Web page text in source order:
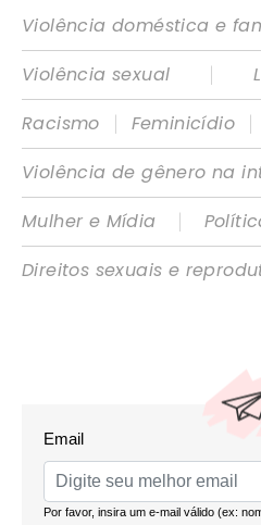
Violência doméstica e
Violência sexual
|
Racismo
| Feminicídio |
Violência de gênero na
Mulher e Mídia
|
Direitos sexuais e